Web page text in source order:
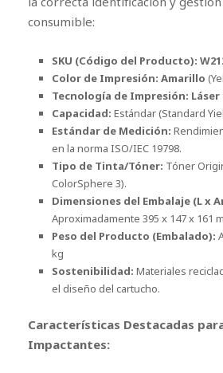
consumible:
SKU (Código del Producto):
Color de Impresión: Amarillo
Tecnología de Impresión: Láser
Capacidad: Estándar (Standard
Estándar de Medición:
en la norma ISO/IEC 19798.
Tipo de Tinta/Tóner: Tóner
ColorSphere 3).
Dimensiones del Embalaje (L x
Aproximadamente 395 x 147 x 161
Peso del Producto (Embalado):
kg
Sostenibilidad: Materiales
el diseño del cartucho.
Características Destacadas
Impactantes: